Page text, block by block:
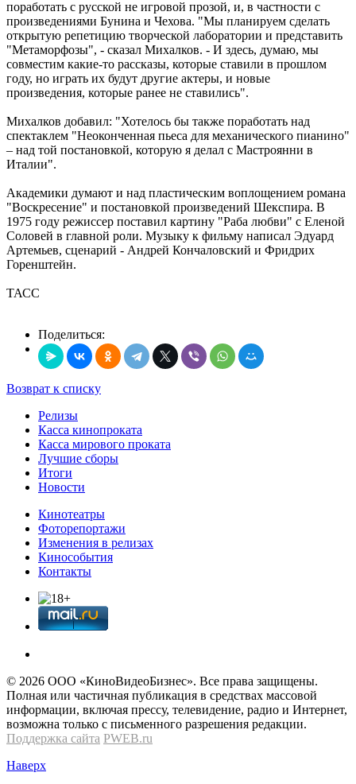
поработать с русской не игровой прозой, и, в частности с
произведениями Бунина и Чехова. "Мы планируем сделать
открытую репетицию творческой лаборатории и представить
"Метаморфозы", - сказал Михалков. - И здесь, думаю, мы
совместим какие-то рассказы, которые ставили в прошлом
году, но играть их будут другие актеры, и новые
произведения, которые ранее не ставились".
Михалков добавил: "Хотелось бы также поработать над
спектаклем "Неоконченная пьеса для механического пианино"
– над той постановкой, которую я делал с Мастроянни в
Италии".
Академики думают и над пластическим воплощением романа
"Воскресение" и постановкой произведений Шекспира. В
1975 году режиссер поставил картину "Раба любви" с Еленой
Соловей в главной роли. Музыку к фильму написал Эдуард
Артемьев, сценарий - Андрей Кончаловский и Фридрих
Горенштейн.
ТАСС
Поделиться:
Возврат к списку
Релизы
Касса кинопроката
Касса мирового проката
Лучшие сборы
Итоги
Новости
Кинотеатры
Фоторепортажи
Изменения в релизах
Кинособытия
Контакты
© 2026 OOО «КиноВидеоБизнес». Все права защищены.
Полная или частичная публикация в средствах массовой
информации, включая прессу, телевидение, радио и Интернет,
возможна только с письменного разрешения редакции.
Поддержка сайта PWEB.ru
Наверх